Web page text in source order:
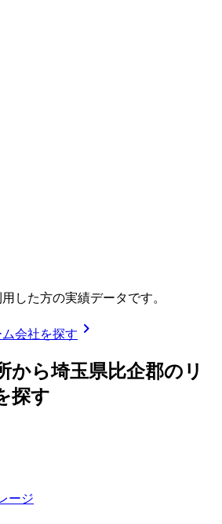
した方の実績データです。
会社を探す chevron_right
から埼玉県比企郡のリ
探す
ージ